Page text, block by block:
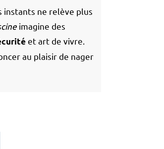
instants ne relève plus
imagine des
et art de vivre.
au plaisir de nager